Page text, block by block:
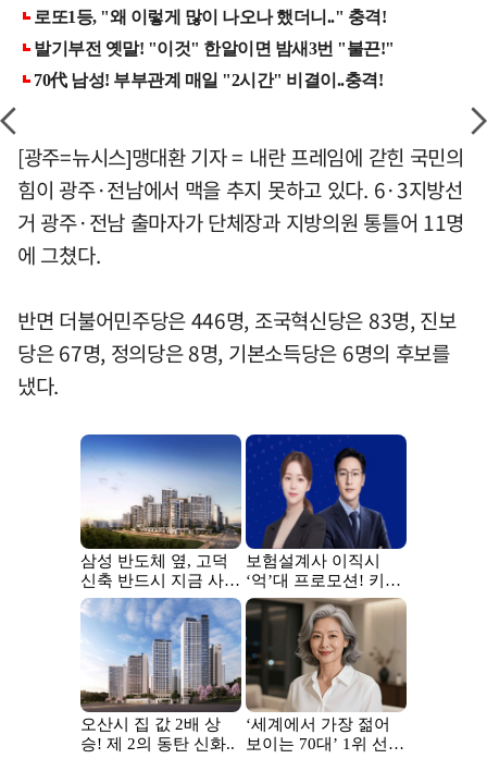
[광주=뉴시스]맹대환 기자 = 내란 프레임에 갇힌 국민의
힘이 광주·전남에서 맥을 추지 못하고 있다. 6·3지방선
거 광주·전남 출마자가 단체장과 지방의원 통틀어 11명
에 그쳤다.
반면 더불어민주당은 446명, 조국혁신당은 83명, 진보
당은 67명, 정의당은 8명, 기본소득당은 6명의 후보를
냈다.